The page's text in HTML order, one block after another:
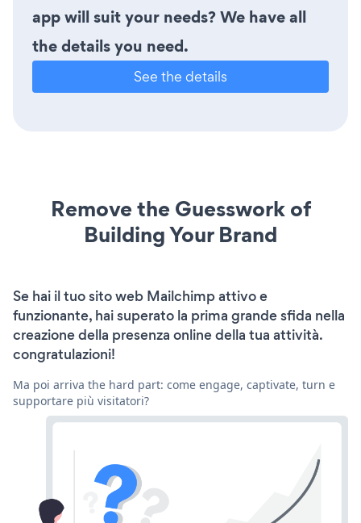
app will suit your needs? We have all
the details you need.
See the details
Remove the Guesswork of
Building Your Brand
Se hai il tuo sito web Mailchimp attivo e
funzionante, hai superato la prima grande sfida nella
creazione della presenza online della tua attività.
congratulazioni!
Ma poi arriva the hard part: come engage, captivate, turn e
supportare più visitatori?